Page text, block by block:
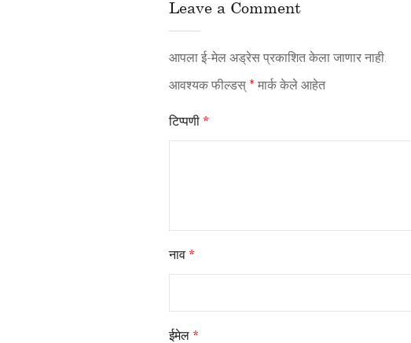
Leave a Comment
आपला ई-मेल अड्रेस प्रकाशित केला जाणार नाही.
आवश्यक फील्डस् * मार्क केले आहेत
टिप्पणी *
नाव *
ईमेल *